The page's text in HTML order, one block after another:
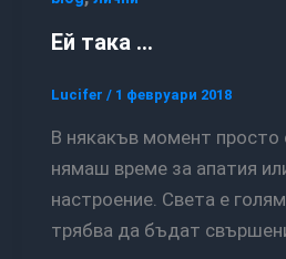
Ей така …
Lucifer / 1 февруари 2018
В някакъв момент просто осъзнаваш, че
нямаш време за апатия
настроение. Света е
трябва да бъдат